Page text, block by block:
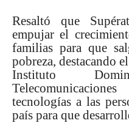
Resaltó que
empujar el
familias para que
pobreza, destacando
Instituto
tecnologías a las
país para que